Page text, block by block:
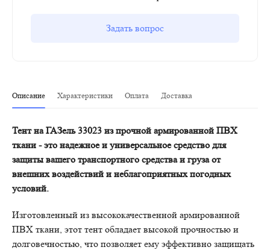
Описание Характеристики Оплата Доставка
Тент на ГАЗель 33023 из прочной армированной ПВХ
ткани - это надежное и универсальное средство для
защиты вашего транспортного средства и груза от
внешних воздействий и неблагоприятных погодных
условий.
Изготовленный из высококачественной армированной
ПВХ ткани, этот тент обладает высокой прочностью и
долговечностью, что позволяет ему эффективно защищать
Задать вопрос